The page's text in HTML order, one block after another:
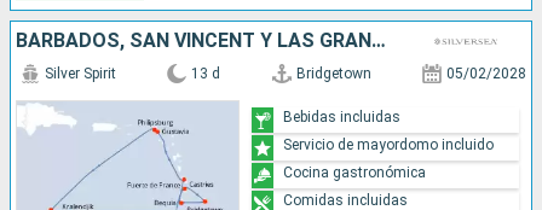
BARBADOS, SAN VINCENT Y LAS GRANADINAS, FRANCIA, SAN MARTÍN, ARUBA, GRENADA, SANTA LUCIA
Silver Spirit 13 d Bridgetown 05/02/2028
Bebidas incluidas
Servicio de mayordomo incluido
Cocina gastronómica
Comidas incluidas